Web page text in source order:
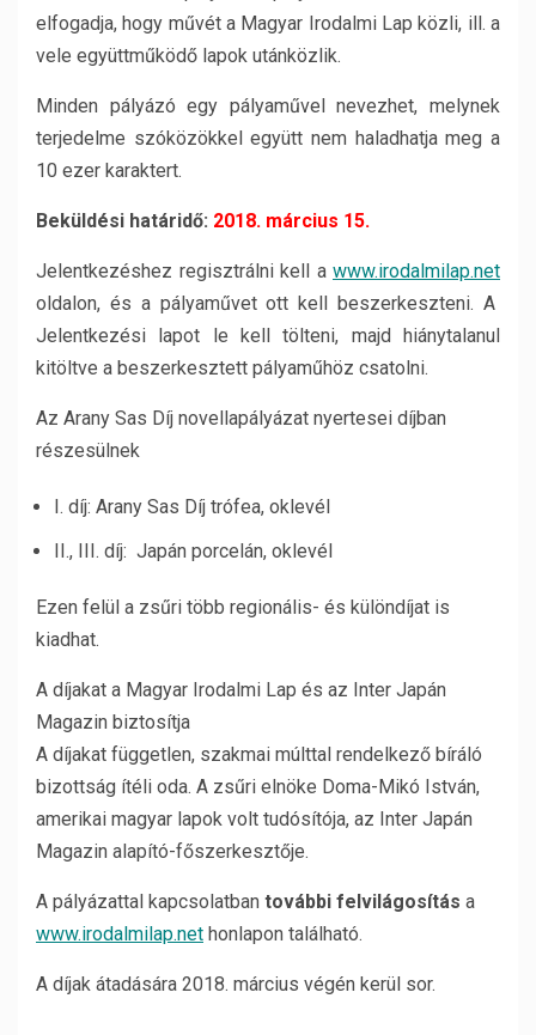
elfogadja, hogy művét a Magyar Irodalmi Lap közli, ill. a
vele együttműködő lapok utánközlik.
Minden pályázó egy pályaművel nevezhet, melynek
terjedelme szóközökkel együtt nem haladhatja meg a
10 ezer karaktert.
Beküldési határidő: 2018. március 15.
Jelentkezéshez regisztrálni kell a www.irodalmilap.net
oldalon, és a pályaművet ott kell beszerkeszteni. A
Jelentkezési lapot le kell tölteni, majd hiánytalanul
kitöltve a beszerkesztett pályaműhöz csatolni.
Az Arany Sas Díj novellapályázat nyertesei díjban
részesülnek
I. díj: Arany Sas Díj trófea, oklevél
II., III. díj: Japán porcelán, oklevél
Ezen felül a zsűri több regionális- és különdíjat is
kiadhat.
A díjakat a Magyar Irodalmi Lap és az Inter Japán
Magazin biztosítja
A díjakat független, szakmai múlttal rendelkező bíráló
bizottság ítéli oda. A zsűri elnöke Doma-Mikó István,
amerikai magyar lapok volt tudósítója, az Inter Japán
Magazin alapító-főszerkesztője.
A pályázattal kapcsolatban további felvilágosítás a
www.irodalmilap.net honlapon található.
A díjak átadására 2018. március végén kerül sor.